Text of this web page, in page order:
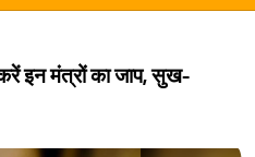
इन मंत्रों का जाप, सुख-